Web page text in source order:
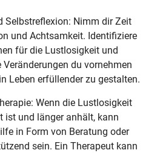
Selbstreflexion: Nimm dir Zeit
und Achtsamkeit. Identifiziere
für die Lustlosigkeit und
Veränderungen du vornehmen
Leben erfüllender zu gestalten.
Wenn die Lustlosigkeit
ist und länger anhält, kann
in Form von Beratung oder
sein. Ein Therapeut kann